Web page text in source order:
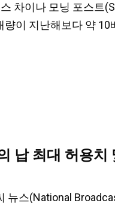
차이나 모닝 포스트
량이 지난해보다 약 10
납 최대 허용치
뉴스(National